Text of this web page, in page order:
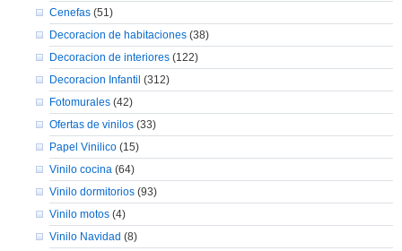
Cenefas(51)
Decoracion de habitaciones(38)
Decoracion de interiores(122)
Decoracion Infantil (312)
Fotomurales(42)
Ofertas de vinilos(33)
Papel Vinilico(15)
Vinilo cocina(64)
Vinilo dormitorios(93)
Vinilo motos(4)
Vinilo Navidad (8)